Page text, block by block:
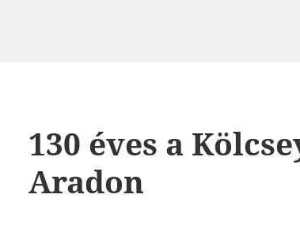
130 éves a
Aradon